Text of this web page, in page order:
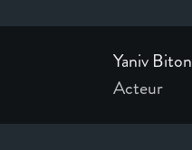
Yaniv Biton
Acteur